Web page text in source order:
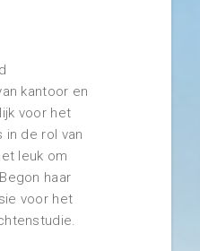
kantoor en
voor het
in de rol van
leuk om
haar
voor het